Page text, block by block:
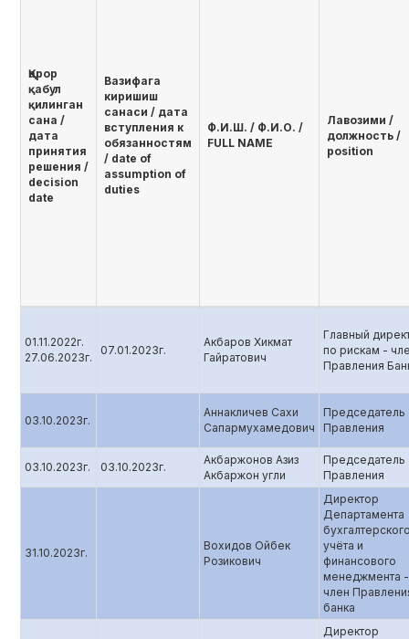
Қарор
қабул
қилинган
сана /
дата
принятия
решения /
decision
date
Вазифага
киришиш
санаси / дата
вступления к
обязанностям
/ date of
assumption of
duties
Ф.И.Ш. / Ф.И.О. /
FULL NAME
Лавозими /
должность /
position
01.11.2022г.
27.06.2023г.
07.01.2023г.
Акбаров Хикмат
Гайратович
Главный
по рискам -
Правления
03.10.2023г.
Аннакличев Сахи
Сапармухамедович
Председатель
Правления
03.10.2023г. 03.10.2023г.
Акбаржонов Азиз
Акбаржон угли
Председатель
Правления
31.10.2023г.
Вохидов Ойбек
Розикович
Директор
Департамента
учёта и
финансового
менеджмента -
член
банка
Директор